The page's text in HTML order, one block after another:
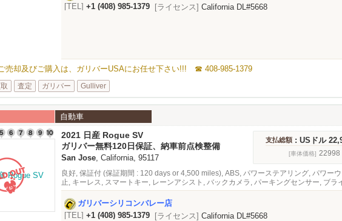
[TEL] +1 (408) 985-1379 [ライセンス] California DL#5668
売却及びご購入は、ガリバーUSAにお任せ下さい!!! ☎ 408-985-1379
査定 ガリバー Gulliver
自動車
2021 日産 Rogue SV
ガリバー無料120日保証、納車前点検整備
San Jose, California, 95117
支払総額 : USドル
[車体価格] 22998
良好, 保証付 (保証期間 : 120 days or 4,500 miles), ABS, パワーステアリング, パワー
止, キーレス, スマートキー, レーンアシスト, バックカメラ, パーキングセンサー, ブ
ロール, 緊急ブレーキシステム, オーディオ
ガリバーシリコンバレー店
[TEL] +1 (408) 985-1379 [ライセンス] California DL#5668